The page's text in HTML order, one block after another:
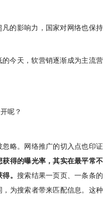
凡的影响力，国家对网络也保持
的今天，软营销逐渐成为主流营
呢？
略。网络推广的切入点也印证
得的曝光率，其实在最平常不
。 搜索结果一页页、一条条的
为搜索者带来匹配信息。这种